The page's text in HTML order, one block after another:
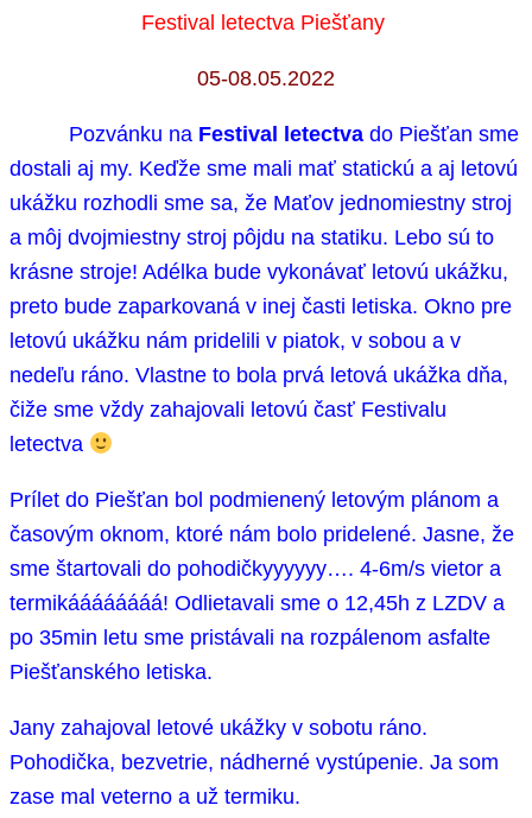
Festival letectva Piešťany
05-08.05.2022
Pozvánku na Festival letectva do Piešťan sme
dostali aj my. Keďže sme mali mať statickú a aj letovú
ukážku rozhodli sme sa, že Maťov jednomiestny stroj
a môj dvojmiestny stroj pôjdu na statiku. Lebo sú to
krásne stroje! Adélka bude vykonávať letovú ukážku,
preto bude zaparkovaná v inej časti letiska. Okno pre
letovú ukážku nám pridelili v piatok, v sobou a v
nedeľu ráno. Vlastne to bola prvá letová ukážka dňa,
čiže sme vždy zahajovali letovú časť Festivalu
letectva
Prílet do Piešťan bol podmienený letovým plánom a
časovým oknom, ktoré nám bolo pridelené. Jasne, že
sme štartovali do pohodičkyyyyyy…. 4-6m/s vietor a
termikáááááááá! Odlietavali sme o 12,45h z LZDV a
po 35min letu sme pristávali na rozpálenom asfalte
Piešťanského letiska.
Jany zahajoval letové ukážky v sobotu ráno.
Pohodička, bezvetrie, nádherné vystúpenie. Ja som
zase mal veterno a už termiku.